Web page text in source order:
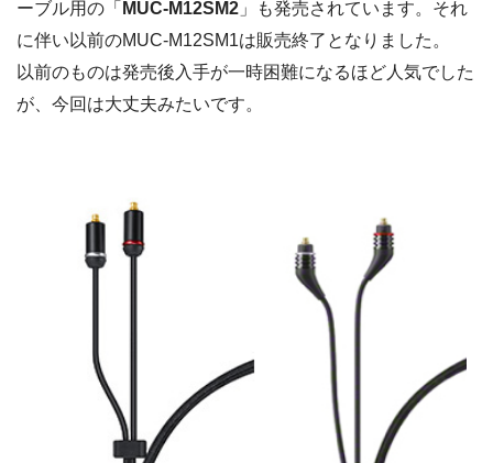
ーブル用の「 MUC-M12SM2 」も発売されています。それ
に伴い以前のMUC-M12SM1は販売終了となりました。
以前のものは発売後入手が一時困難になるほど人気でした
が、今回は大丈夫みたいです。